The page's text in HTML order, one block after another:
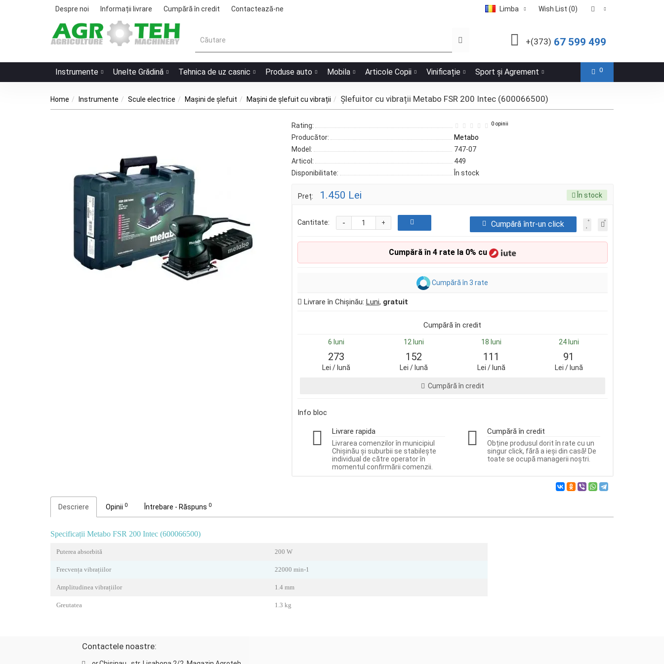
Despre noi Informații livrare Cumpără în credit Contactează-ne Limba Wish List (0)
+(373) 67 599 499
Instrumente Unelte Grădină Tehnica de uz casnic Produse auto Mobila Articole Copii Vinificație Sport și Agrement 0
Home Instrumente Scule electrice Mașini de șlefuit Mașini de șlefuit cu vibrații Șlefuitor cu vibrații Metabo FSR 200 Intec (600066500)
Rating: 0 opinii
Producător:
Metabo
Model:
747-07
Articol:
449
Disponibilitate:
În stock
Preț: 1.450 Lei În stock
Cantitate: +
- Cumpără într-un click
Cumpără în 4 rate la 0% cu
Cumpără în 3 rate
Livrare în Chișinău: Luni, gratuit
Cumpără în credit
6 luni 12 luni 18 luni 24 luni
273
Lei / lună
152
Lei / lună
111
Lei / lună
91
Lei / lună
Cumpără în credit
Info bloc
Livrare rapida
Livrarea comenzilor în municipiul
Chișinău și suburbii se stabilește
individual de către operator în
momentul confirmării comenzii.
Cumpără în credit
Obține produsul dorit în rate cu un
singur click, fără a ieși din casă! De
toate se ocupă managerii noștri.
Descriere Opinii 0 Întrebare - Răspuns 0
Specificații Metabo FSR 200 Intec (600066500)
Puterea absorbită 200 W
Frecvența vibrațiilor 22000 min-1
Amplitudinea vibrațiilor 1.4 mm
Greutatea 1.3 kg
Contactele noastre: